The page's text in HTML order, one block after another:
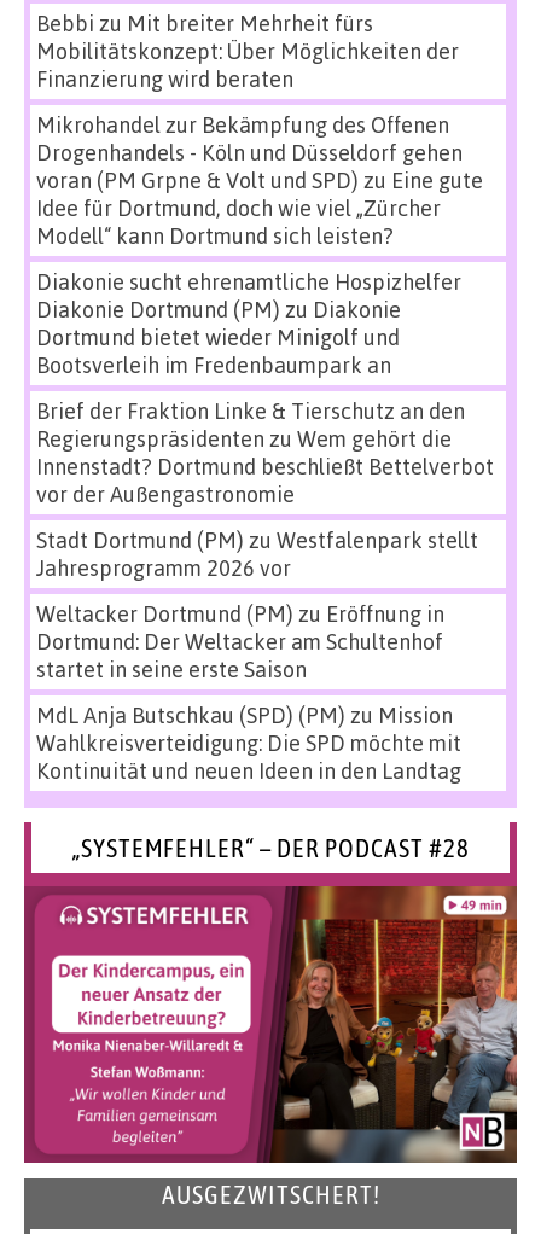
Bebbi zu Mit breiter Mehrheit fürs
Mobilitätskonzept: Über Möglichkeiten der
Finanzierung wird beraten
Mikrohandel zur Bekämpfung des Offenen
Drogenhandels - Köln und Düsseldorf gehen
voran (PM Grpne & Volt und SPD) zu Eine gute
Idee für Dortmund, doch wie viel „Zürcher
Modell“ kann Dortmund sich leisten?
Diakonie sucht ehrenamtliche Hospizhelfer
Diakonie Dortmund (PM) zu Diakonie
Dortmund bietet wieder Minigolf und
Bootsverleih im Fredenbaumpark an
Brief der Fraktion Linke & Tierschutz an den
Regierungspräsidenten zu Wem gehört die
Innenstadt? Dortmund beschließt Bettelverbot
vor der Außengastronomie
Stadt Dortmund (PM) zu Westfalenpark stellt
Jahresprogramm 2026 vor
Weltacker Dortmund (PM) zu Eröffnung in
Dortmund: Der Weltacker am Schultenhof
startet in seine erste Saison
MdL Anja Butschkau (SPD) (PM) zu Mission
Wahlkreisverteidigung: Die SPD möchte mit
Kontinuität und neuen Ideen in den Landtag
„SYSTEMFEHLER“ – DER PODCAST #28
AUSGEZWITSCHERT!